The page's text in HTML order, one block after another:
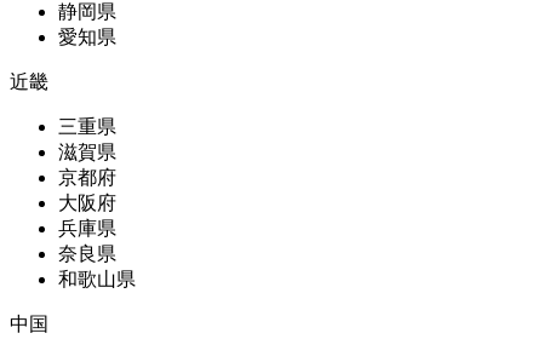
静岡県
愛知県
近畿
三重県
滋賀県
京都府
大阪府
兵庫県
奈良県
和歌山県
中国